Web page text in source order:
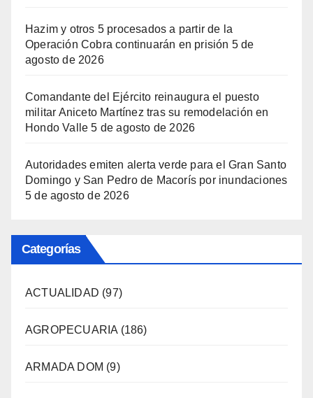
Hazim y otros 5 procesados a partir de la
Operación Cobra continuarán en prisión 5 de
agosto de 2026
Comandante del Ejército reinaugura el puesto
militar Aniceto Martínez tras su remodelación en
Hondo Valle 5 de agosto de 2026
Autoridades emiten alerta verde para el Gran Santo
Domingo y San Pedro de Macorís por inundaciones
5 de agosto de 2026
Categorías
ACTUALIDAD (97)
AGROPECUARIA (186)
ARMADA DOM (9)